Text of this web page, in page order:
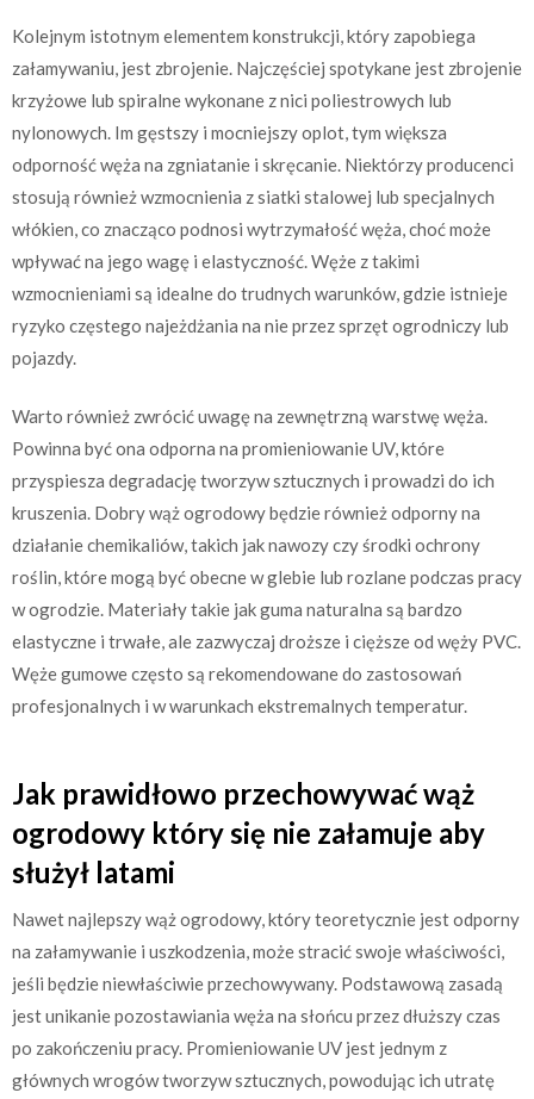
Kolejnym istotnym elementem konstrukcji, który zapobiega
załamywaniu, jest zbrojenie. Najczęściej spotykane jest zbrojenie
krzyżowe lub spiralne wykonane z nici poliestrowych lub
nylonowych. Im gęstszy i mocniejszy oplot, tym większa
odporność węża na zgniatanie i skręcanie. Niektórzy producenci
stosują również wzmocnienia z siatki stalowej lub specjalnych
włókien, co znacząco podnosi wytrzymałość węża, choć może
wpływać na jego wagę i elastyczność. Węże z takimi
wzmocnieniami są idealne do trudnych warunków, gdzie istnieje
ryzyko częstego najeżdżania na nie przez sprzęt ogrodniczy lub
pojazdy.
Warto również zwrócić uwagę na zewnętrzną warstwę węża.
Powinna być ona odporna na promieniowanie UV, które
przyspiesza degradację tworzyw sztucznych i prowadzi do ich
kruszenia. Dobry wąż ogrodowy będzie również odporny na
działanie chemikaliów, takich jak nawozy czy środki ochrony
roślin, które mogą być obecne w glebie lub rozlane podczas pracy
w ogrodzie. Materiały takie jak guma naturalna są bardzo
elastyczne i trwałe, ale zazwyczaj droższe i cięższe od węży PVC.
Węże gumowe często są rekomendowane do zastosowań
profesjonalnych i w warunkach ekstremalnych temperatur.
Jak prawidłowo przechowywać wąż
ogrodowy który się nie załamuje aby
służył latami
Nawet najlepszy wąż ogrodowy, który teoretycznie jest odporny
na załamywanie i uszkodzenia, może stracić swoje właściwości,
jeśli będzie niewłaściwie przechowywany. Podstawową zasadą
jest unikanie pozostawiania węża na słońcu przez dłuższy czas
po zakończeniu pracy. Promieniowanie UV jest jednym z
głównych wrogów tworzyw sztucznych, powodując ich utratę